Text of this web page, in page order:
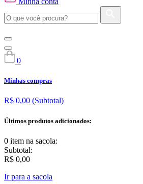
0
Minhas compras
R$ 0,00 (Subtotal)
Últimos produtos adicionados:
0 item na sacola:
Subtotal:
R$ 0,00
Ir para a sacola